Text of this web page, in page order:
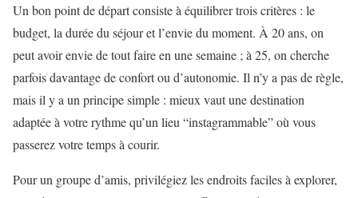
Un bon point de départ consiste à équilibrer trois critères : le
budget, la durée du séjour et l’envie du moment. À 20 ans, on
peut avoir envie de tout faire en une semaine ; à 25, on cherche
parfois davantage de confort ou d’autonomie. Il n’y a pas de règle,
mais il y a un principe simple : mieux vaut une destination
adaptée à votre rythme qu’un lieu “instagrammable” où vous
passerez votre temps à courir.
Pour un groupe d’amis, privilégiez les endroits faciles à explorer,